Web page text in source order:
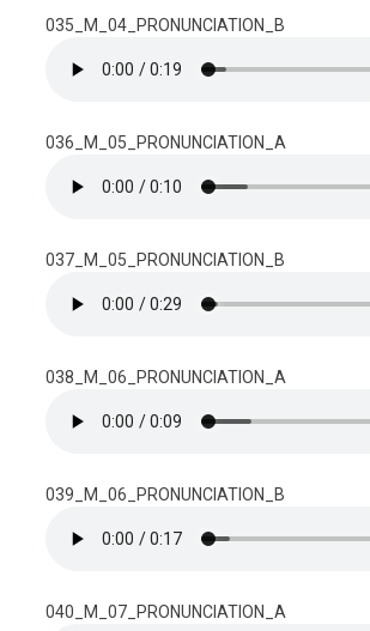
035_M_04_PRONUNCIATION_B
036_M_05_PRONUNCIATION_A
037_M_05_PRONUNCIATION_B
038_M_06_PRONUNCIATION_A
039_M_06_PRONUNCIATION_B
040_M_07_PRONUNCIATION_A